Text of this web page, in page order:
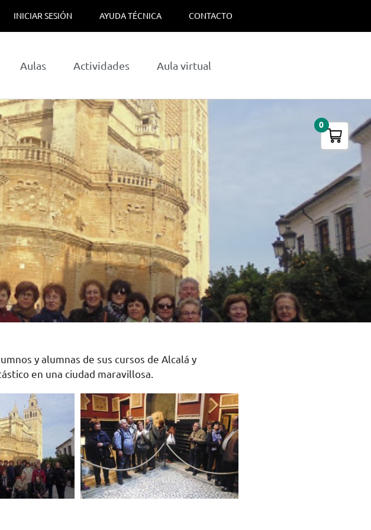
INICIAR SESIÓN AYUDA TÉCNICA CONTACTO
Aulas Actividades Aula virtual
y alumnas de sus cursos de Alcalá y
en una ciudad maravillosa.
0